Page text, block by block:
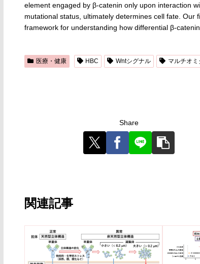
element engaged by β-catenin only upon interaction
mutational status, ultimately determines cell fate.
framework for understanding how differential β-
医療・健康 HBC Wntシグナル マルチオミ
Share
関連記事